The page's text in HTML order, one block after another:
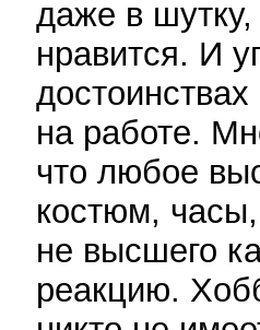
даже в
нравится. И
на работе.
что любое
костюм,
не высшего
реакцию.